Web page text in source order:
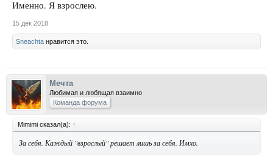
Именно. Я взрослею.
15 дек 2018
Sneachta нравится это.
Мечта
Любимая и любящая взаимно
Команда форума
Mimimi сказал(а): ↑
За себя. Каждый "взрослый" решает лишь за себя. Имхо.